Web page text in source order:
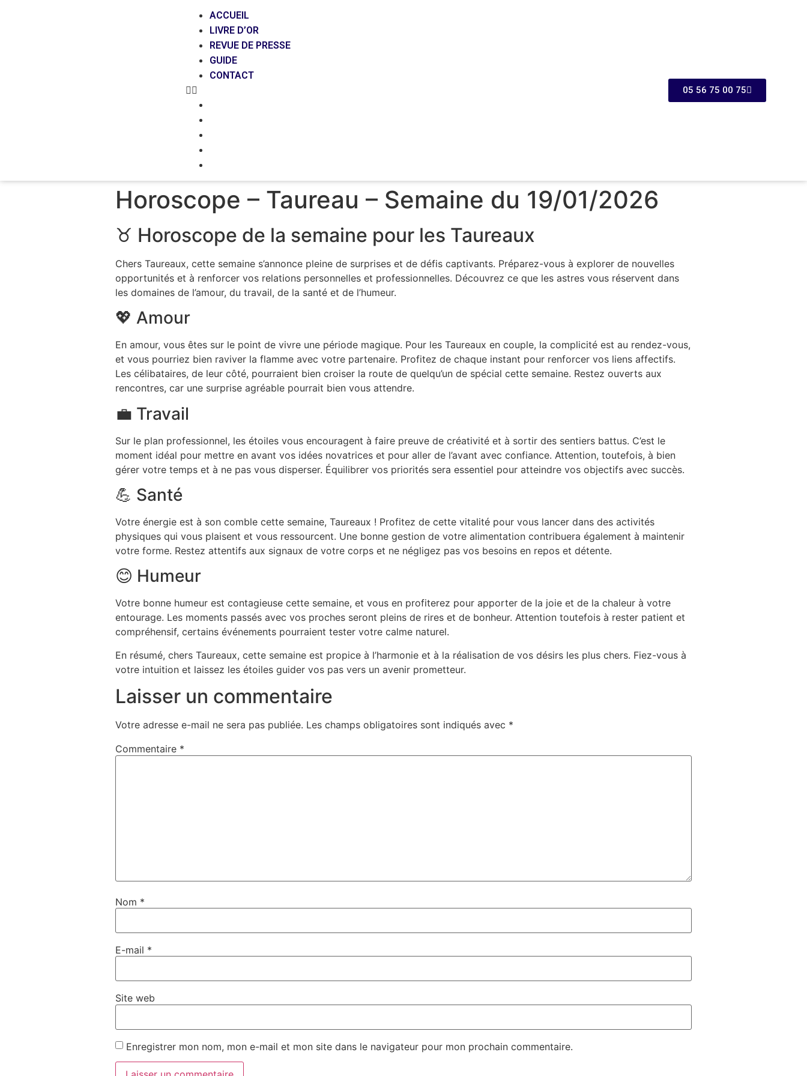
ACCUEIL
LIVRE D’OR
REVUE DE PRESSE
GUIDE
CONTACT
05 56 75 00 75
Horoscope – Taureau – Semaine du 19/01/2026
♉ Horoscope de la semaine pour les Taureaux
Chers Taureaux, cette semaine s’annonce pleine de surprises et de défis captivants. Préparez-vous à explorer de nouvelles
opportunités et à renforcer vos relations personnelles et professionnelles. Découvrez ce que les astres vous réservent dans
les domaines de l’amour, du travail, de la santé et de l’humeur.
💖 Amour
En amour, vous êtes sur le point de vivre une période magique. Pour les Taureaux en couple, la complicité est au rendez-vous,
et vous pourriez bien raviver la flamme avec votre partenaire. Profitez de chaque instant pour renforcer vos liens affectifs.
Les célibataires, de leur côté, pourraient bien croiser la route de quelqu’un de spécial cette semaine. Restez ouverts aux
rencontres, car une surprise agréable pourrait bien vous attendre.
💼 Travail
Sur le plan professionnel, les étoiles vous encouragent à faire preuve de créativité et à sortir des sentiers battus. C’est le
moment idéal pour mettre en avant vos idées novatrices et pour aller de l’avant avec confiance. Attention, toutefois, à bien
gérer votre temps et à ne pas vous disperser. Équilibrer vos priorités sera essentiel pour atteindre vos objectifs avec succès.
💪 Santé
Votre énergie est à son comble cette semaine, Taureaux ! Profitez de cette vitalité pour vous lancer dans des activités
physiques qui vous plaisent et vous ressourcent. Une bonne gestion de votre alimentation contribuera également à maintenir
votre forme. Restez attentifs aux signaux de votre corps et ne négligez pas vos besoins en repos et détente.
😊 Humeur
Votre bonne humeur est contagieuse cette semaine, et vous en profiterez pour apporter de la joie et de la chaleur à votre
entourage. Les moments passés avec vos proches seront pleins de rires et de bonheur. Attention toutefois à rester patient et
compréhensif, certains événements pourraient tester votre calme naturel.
En résumé, chers Taureaux, cette semaine est propice à l’harmonie et à la réalisation de vos désirs les plus chers. Fiez-vous à
votre intuition et laissez les étoiles guider vos pas vers un avenir prometteur.
Laisser un commentaire
Votre adresse e-mail ne sera pas publiée. Les champs obligatoires sont indiqués avec *
Commentaire *
Nom *
E-mail *
Site web
Enregistrer mon nom, mon e-mail et mon site dans le navigateur pour mon prochain commentaire.